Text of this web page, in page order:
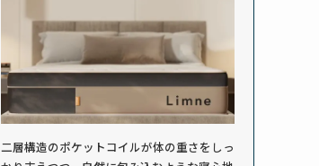
二層構造のポケットコイルが体の重さをしっ